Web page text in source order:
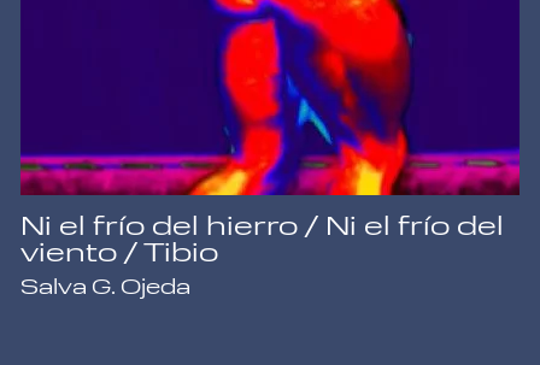
Ni el frío del hierro / Ni el frío del
viento / Tibio
Salva G. Ojeda